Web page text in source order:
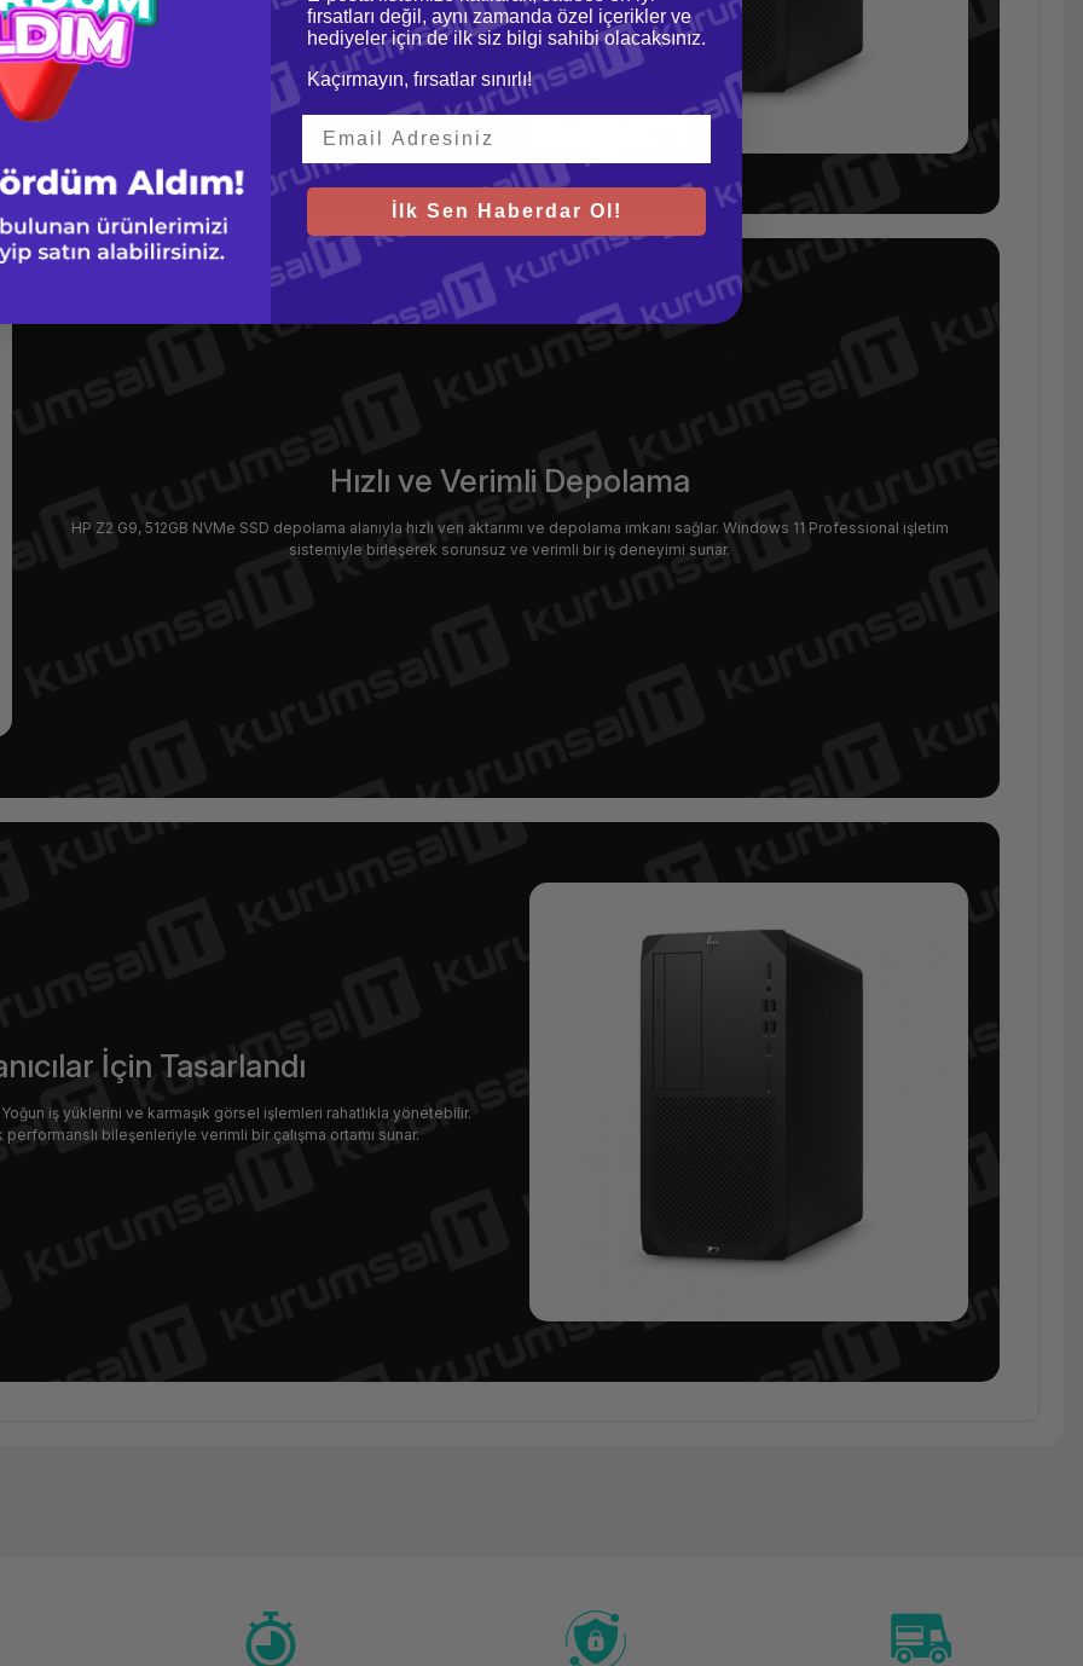
Hızlı ve Verimli Depolama
HP Z2 G9, 512GB NVMe SSD depolama alanıyla hızlı veri aktarımı ve depolama imkanı sağlar. Windows 11 Professional işletim
sistemiyle birleşerek sorunsuz ve verimli bir iş deneyimi sunar.
İçin Tasarlandı
iş yüklerini ve karmaşık görsel işlemleri rahatlıkla yönetebilir.
bileşenleriyle verimli bir çalışma ortamı sunar.
HP Z2 G9
Tower
fırsatları değil, aynı zamanda özel içerikler ve
hediyeler için de ilk siz bilgi sahibi olacaksınız.
Kaçırmayın, fırsatlar sınırlı!
İlk Sen Haberdar Ol!